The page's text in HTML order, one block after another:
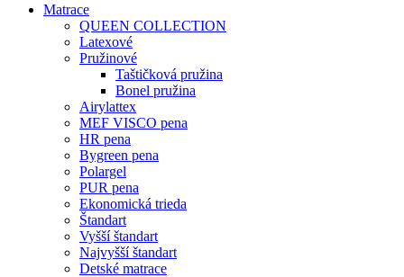
Matrace
QUEEN COLLECTION
Latexové
Pružinové
Taštičková pružina
Bonel pružina
Airylattex
MEF VISCO pena
HR pena
Bygreen pena
Polargel
PUR pena
Ekonomická trieda
Štandart
Vyšší štandart
Najvyšší štandart
Detské matrace